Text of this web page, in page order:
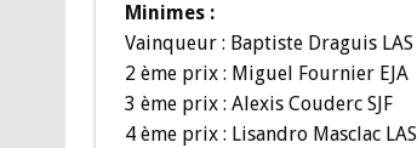
Minimes :
Vainqueur : Baptiste Draguis LAS
2 ème prix : Miguel Fournier EJA
3 ème prix : Alexis Couderc SJF
4 ème prix : Lisandro Masclac LAS